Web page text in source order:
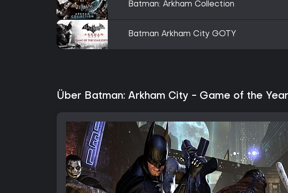
Batman: Arkham Collection
Batman Arkham City GOTY
Über Batman: Arkham City - Game of the